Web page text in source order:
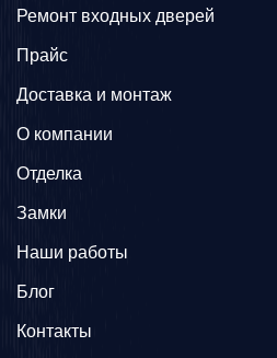
Ремонт входных дверей
Прайс
Доставка и монтаж
О компании
Отделка
Замки
Наши работы
Блог
Контакты